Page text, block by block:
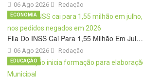
06 Ago 2026 Redação
Fila Do INSS Cai Para 1,55 Milhão Em Jul…
06 Ago 2026
ECONOMIA
Redação
EDUCAÇÃO